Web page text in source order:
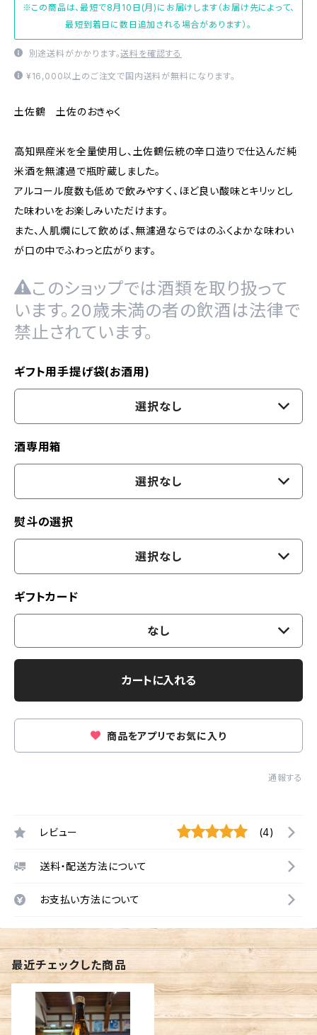
※この商品は、最短で8月10日(月)にお届けします（お届け先によって、
最短到着日に数日追加される場合があります）。
別途送料がかかります。送料を確認する
¥16,000以上のご注文で国内送料が無料になります。
土佐鶴 土佐のおきゃく
高知県産米を全量使用し、土佐鶴伝統の辛口造りで仕込んだ純
米酒を無濾過で瓶貯蔵しました。
アルコール度数も低めで飲みやすく、ほど良い酸味とキリッとし
た味わいをお楽しみいただけます。
また、人肌燗にして飲めば、無濾過ならではのふくよかな味わい
が口の中でふわっと広がります。
このショップでは酒類を取り扱って
います。20歳未満の者の飲酒は法律で
禁止されています。
ギフト用手提げ袋(お酒用)
選択なし
酒専用箱
選択なし
熨斗の選択
選択なし
ギフトカード
なし
カートに入れる
商品をアプリでお気に入り
通報する
レビュー (4)
送料・配送方法について
お支払い方法について
最近チェックした商品